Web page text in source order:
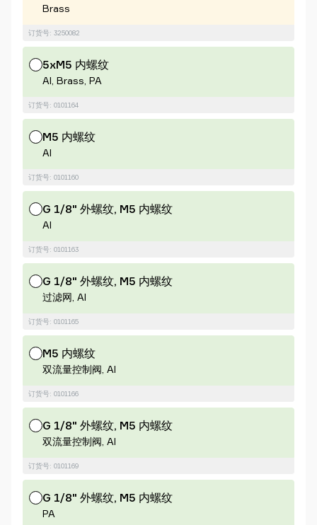
Brass
订货号: 3250082
5xM5 内螺纹
Al, Brass, PA
订货号: 0101164
M5 内螺纹
Al
订货号: 0101160
G 1/8" 外螺纹, M5 内螺纹
Al
订货号: 0101163
G 1/8" 外螺纹, M5 内螺纹
过滤网, Al
订货号: 0101165
M5 内螺纹
双流量控制阀, Al
订货号: 0101166
G 1/8" 外螺纹, M5 内螺纹
双流量控制阀, Al
订货号: 0101169
G 1/8" 外螺纹, M5 内螺纹
PA